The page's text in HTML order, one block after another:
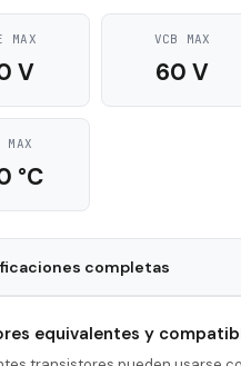
MAX
V
VCB MAX
60 V
MAX
°C
completas
equivalentes y